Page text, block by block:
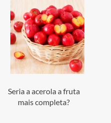
Seria a acerola a fruta
mais completa?